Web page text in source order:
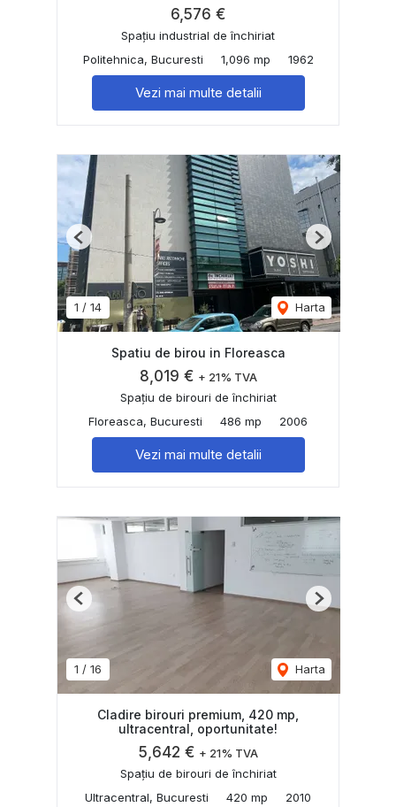
6,576 €
Spațiu industrial de închiriat
Politehnica, Bucuresti
1,096 mp 1962
Vezi mai multe detalii
1 / 14 Harta
Previous Next
Spatiu de birou in Floreasca
8,019 € + 21% TVA
Spațiu de birouri de închiriat
Floreasca, Bucuresti
486 mp 2006
Vezi mai multe detalii
1 / 16 Harta
Previous Next
Cladire birouri premium, 420 mp,
ultracentral, oportunitate!
5,642 € + 21% TVA
Spațiu de birouri de închiriat
Ultracentral, Bucuresti
420 mp 2010